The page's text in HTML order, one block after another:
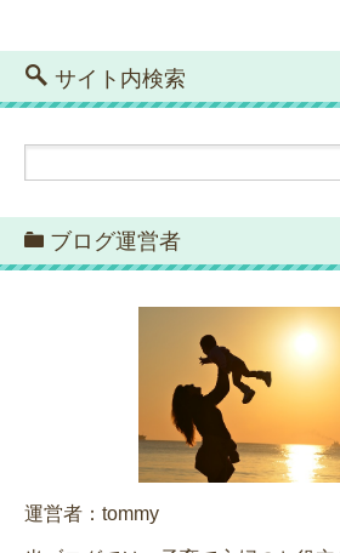
サイト内検索
ブログ運営者
運営者：tommy